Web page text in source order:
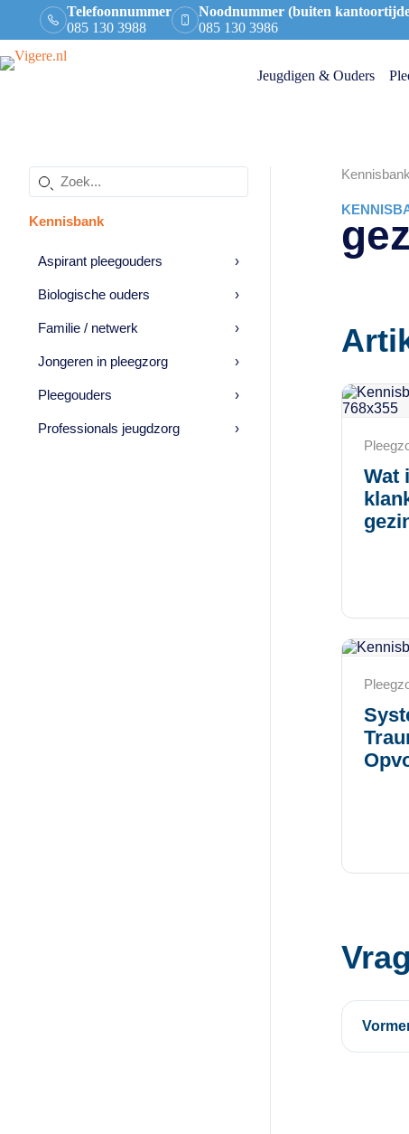
de
inhoud
Telefoonnummer
085 130 3988
Noodnummer (buiten
085 130 3986
Jeugdigen & Ouders
Zoeken
de
Kennisbank
Aspirant pleegouders ›
Biologische ouders ›
Familie / netwerk ›
Jongeren in pleegzorg ›
Pleegouders ›
Professionals jeugdzorg ›
Kennisbank
Wat